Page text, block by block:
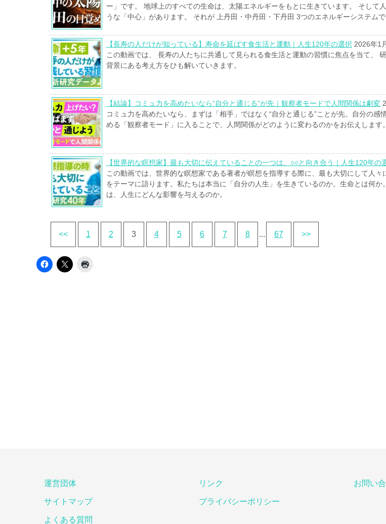
ー」です。 地球上のすべての生命は、太陽エネルギーをもとに生きています。 そして
うな「中心」があります。 それが 上丹田・中丹田・下丹田 3つのエネルギーシステムで
【長寿の人だけが知っている】寿命を延ばす食生活と運動｜人生120年の選択 2026年1
この動画では、 長寿の人たちに共通して見られる食生活と運動の習慣に焦点を当て、
背景にある考え方をひも解いていきます。
【結論】コミュ力を高めたいなら“自分と通じる”が先｜観察者モードで人間関係は劇変
コミュ力を高めたいなら、まずは「相手」ではなく“自分と通じる”ことが先。自分の感
める「観察者モード」に入ることで、人間関係がどのように変わるのかをお伝えします。
【世界的な瞑想家】最も大切に伝えていることの一つは、○○と向き合う｜人生120年の
この動画では、世界的な瞑想家である著者が瞑想を指導する際に、最も大切にして人々
をテーマに語ります。私たちは本当に「自分の人生」を生きているのか。生命とは何か
は、人生にどんな影響を与えるのか。
<< 1 2 3 4 5 6 7 8 ... 67 >>
運営団体
サイトマップ
よくある質問
リンク
プライバシーポリシー
お問い